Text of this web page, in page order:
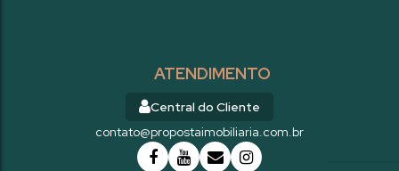
ATENDIMENTO
Central do Cliente
contato@propostaimobiliaria.com.br